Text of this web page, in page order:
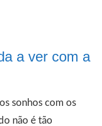
a ver com a
sonhos com os
não é tão